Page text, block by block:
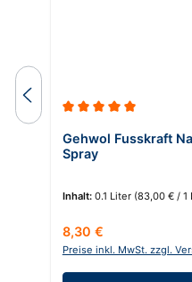
Gehwol Fusskraft
Spray
Inhalt: 0.1 Liter (83,00 € / 1
Regulärer Preis:
8,30 €
Preise inkl. MwSt. zzgl.